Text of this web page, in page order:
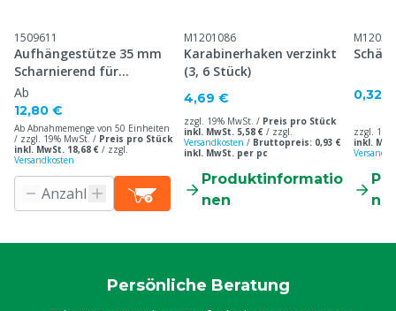
1509611
Aufhängestütze 35 mm
Scharnierend für
Spielzeug U-Modell
Ab
12,80 €
Ab Abnahmemenge von 50 Einheiten
/ zzgl. 19% MwSt. / Preis pro Stück
inkl. MwSt. 18,68 € / zzgl.
Versandkosten
M1201086
Karabinerhaken verzinkt
(3, 6 Stück)
4,69 €
zzgl. 19% MwSt. / Preis pro Stück
inkl. MwSt. 5,58 € / zzgl.
Versandkosten / Bruttopreis: 0,93 €
inkl. MwSt. per pc
Produktinformatio
nen
0,32 €
zzgl.
inkl.
Persönliche Beratung